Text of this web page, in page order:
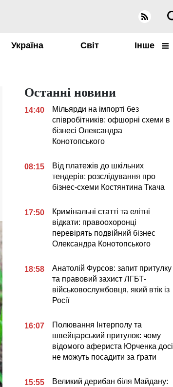
Україна Світ Інше
Останні новини
14:40
Мільярди на імпорті без
співробітників: офшорні схеми в
бізнесі Олександра
Конотопського
08:15
Від платежів до шкільних
тендерів: розслідування про
бізнес-схеми Костянтина Ткача
17:50
Кримінальні статті та елітні
відкати: правоохоронці
перевірять подвійний бізнес
Олександра Конотопського
18:58
Анатолій Фурсов: запит притулку
та правовий захист ЛГБТ-
військовослужбовця, який втік із
Росії
16:07
Полювання Інтерполу та
швейцарський притулок: чому
відомого афериста Юрченка досі
не можуть посадити за ґрати
15:55
Великий дерибан біля Майдану: